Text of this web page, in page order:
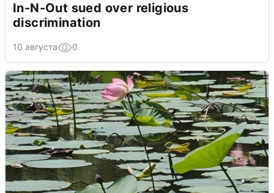
In-N-Out sued over religious
discrimination
10 августа 0